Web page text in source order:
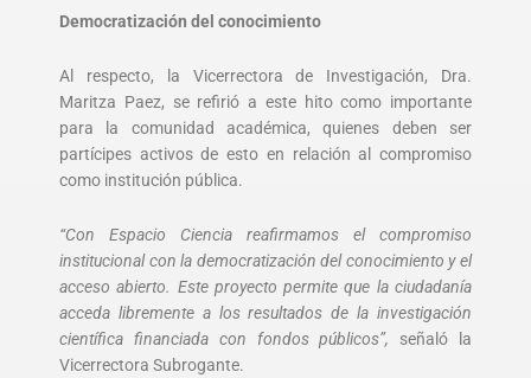
Democratización del conocimiento
Al respecto, la Vicerrectora de Investigación, Dra.
Maritza Paez, se refirió a este hito como importante
para la comunidad académica, quienes deben ser
partícipes activos de esto en relación al compromiso
como institución pública.
“Con Espacio Ciencia reafirmamos el compromiso
institucional con la democratización del conocimiento y el
acceso abierto. Este proyecto permite que la ciudadanía
acceda libremente a los resultados de la investigación
científica financiada con fondos públicos”, señaló la
Vicerrectora Subrogante.